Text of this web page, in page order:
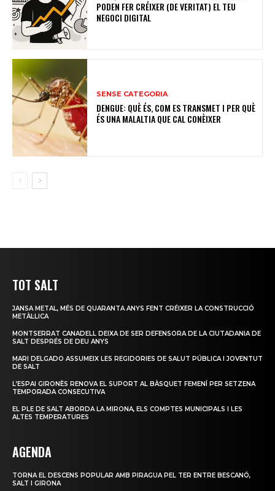
PODEN FER CRÉIXER (DE VERITAT) EL TEU
NEGOCI DIGITAL
SENSE CATEGORIA
DENGUE: QUÈ ÉS, COM ES TRANSMET I PER QUÈ
ÉS UNA MALALTIA QUE CAL CONÈIXER
TOT SALT
JANSA METAL, MÉS DE QUARANTA ANYS FENT CRÉIXER LA CONSTRUCCIÓ
METÀL·LICA
MONTSERRAT CANADELL DEIXA DE SER DEFENSORA DE LA CIUTADANIA DE
SALT DESPRÉS DE DEU ANYS
MARI DELGADO ASSUMEIX LES REGIDORIES DE SALUT PÚBLICA I JOVENTUT
DE SALT
L’ESPAI GIRONÈS RENOVA EL SUPORT AL BÀSQUET FEMENÍ PER SETZENA
TEMPORADA CONSECUTIVA
EL PLE DE SALT ABORDA LA MIRONA, ELS COMPTES MUNICIPALS I LES
ALTES TEMPERATURES
AGENDA
TORNA EL DESCENS POPULAR AMB PIRAGUA PEL TER ENTRE BESCANÓ,
SALT I GIRONA